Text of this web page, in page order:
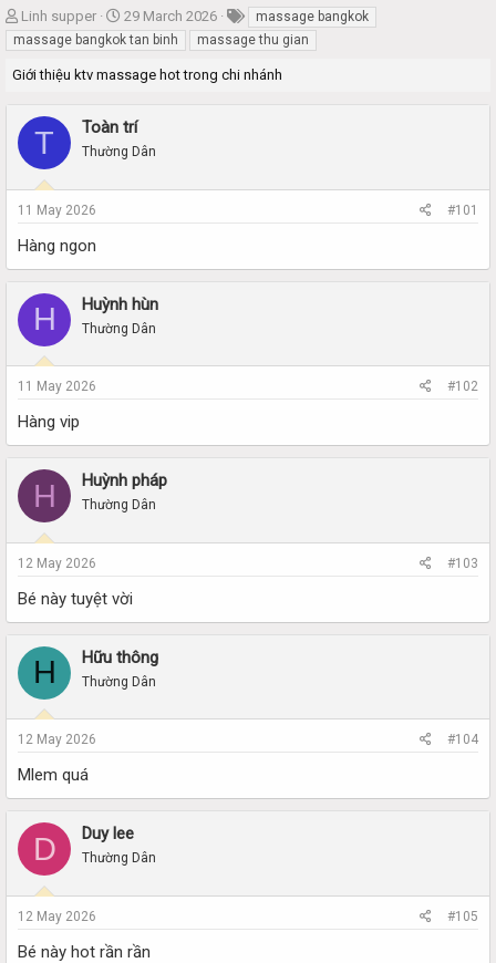
T
h
r
e
s
t
r
t
Linh supper
S
t
a
r
a
t
29 March 2026
massage bangkok
massage bangkok tan binh
massage thu gian
Giới thiệu ktv massage hot trong chi nhánh
T Toàn trí
Thường Dân
11 May 2026 #101
Hàng ngon
H Huỳnh hùn
Thường Dân
11 May 2026 #102
Hàng vip
H Huỳnh pháp
Thường Dân
12 May 2026 #103
Bé này tuyệt vời
H Hữu thông
Thường Dân
12 May 2026 #104
Mlem quá
D Duy lee
Thường Dân
12 May 2026 #105
Bé này hot rần rần